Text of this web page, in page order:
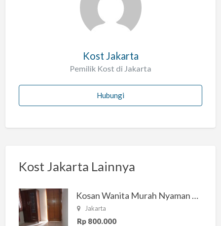
Kost Jakarta
Pemilik Kost di Jakarta
Hubungi
Kost Jakarta Lainnya
Kosan Wanita Murah Nyaman di Jakarta Selatan
Jakarta
Rp 800.000